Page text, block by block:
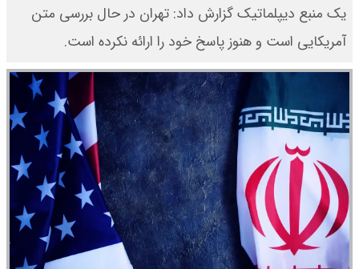
یک منبع دیپلماتیک گزارش داد: تهران در حال بررسی متن
آمریکایی است و هنوز پاسخ خود را ارائه نکرده است.